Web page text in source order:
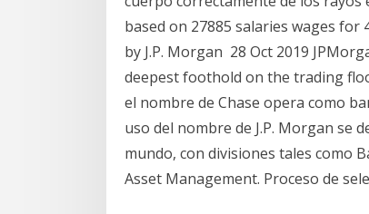
based on 27885 salaries wages for
by J.P. Morgan 28 Oct 2019
deepest foothold on the trading
el nombre de Chase opera como
uso del nombre de J.P. Morgan se
mundo, con divisiones tales como
Asset Management. Proceso de